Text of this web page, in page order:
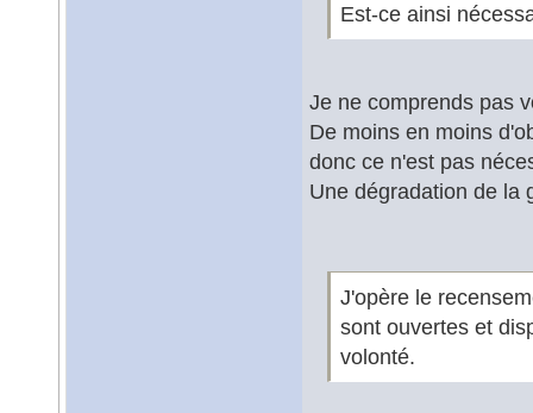
Est-ce ainsi
Je ne comprends pas
De moins en moins
donc ce n'est pas
Une dégradation de la
J'opère le
sont ouvertes et
volonté.